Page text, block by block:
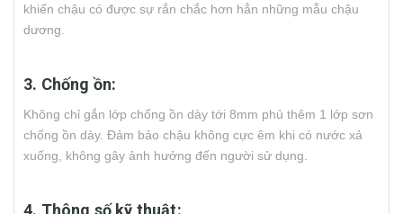
khiến chậu có được sự rắn chắc hơn hẳn những mẫu chậu
dương.
3. Chống ồn:
Không chỉ gắn lớp chống ồn dày tới 8mm phủ thêm 1 lớp sơn
chống ồn dày. Đảm bảo chậu không cực êm khi có nước xả
xuống, không gây ảnh hưởng đến người sử dụng.
4. Thông số kỹ thuật: